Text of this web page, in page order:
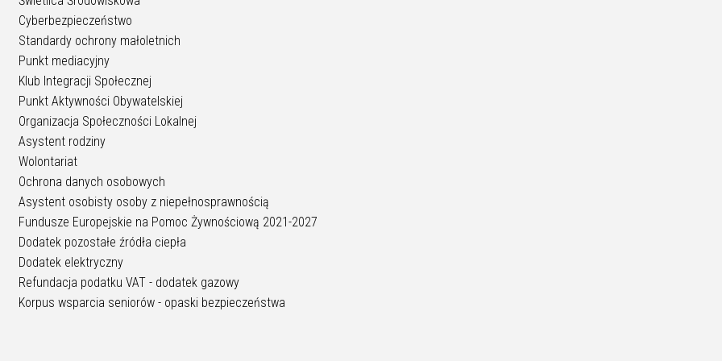
Cyberbezpieczeństwo
Standardy ochrony małoletnich
Punkt mediacyjny
Klub Integracji Społecznej
Punkt Aktywności Obywatelskiej
Organizacja Społeczności Lokalnej
Asystent rodziny
Wolontariat
Ochrona danych osobowych
Asystent osobisty osoby z niepełnosprawnością
Fundusze Europejskie na Pomoc Żywnościową 2021-2027
Dodatek pozostałe źródła ciepła
Dodatek elektryczny
Refundacja podatku VAT - dodatek gazowy
Korpus wsparcia seniorów - opaski bezpieczeństwa